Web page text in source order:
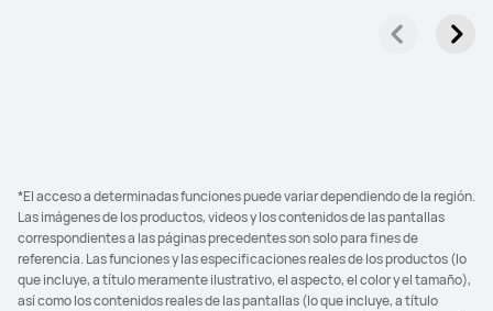
*El acceso a determinadas funciones puede variar dependiendo de la región.
Las imágenes de los productos, videos y los contenidos de las pantallas
correspondientes a las páginas precedentes son solo para fines de
referencia. Las funciones y las especificaciones reales de los productos (lo
que incluye, a título meramente ilustrativo, el aspecto, el color y el tamaño),
así como los contenidos reales de las pantallas (lo que incluye, a título